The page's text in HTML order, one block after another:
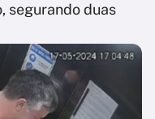
segurando duas